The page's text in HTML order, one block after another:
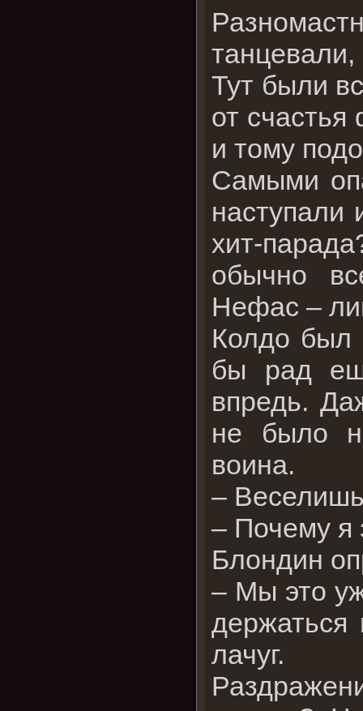
Тут были
от
и тому
Самыми
хит-
обычно
Нефас –
Колдо был
бы рад
впредь.
не было
воина.
–
– Почему я
Блондин
– Мы это
лачуг.